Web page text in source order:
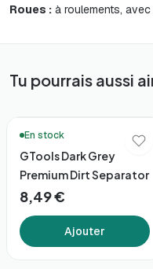
Roues : à roulements,
Tu pourrais aussi
En stock
GTools Dark Grey
Premium Dirt Separator
8,49 €
Ajouter